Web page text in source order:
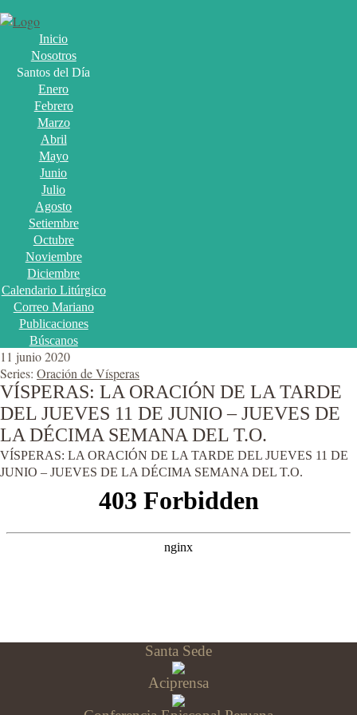
Inicio
Nosotros
Santos del Día
Enero
Febrero
Marzo
Abril
Mayo
Junio
Julio
Agosto
Setiembre
Octubre
Noviembre
Diciembre
Calendario Litúrgico
Correo Mariano
Publicaciones
Búscanos
11 junio 2020
Series: Oración de Vísperas
VÍSPERAS: LA ORACIÓN DE LA TARDE
DEL JUEVES 11 DE JUNIO – JUEVES DE
LA DÉCIMA SEMANA DEL T.O.
VÍSPERAS: LA ORACIÓN DE LA TARDE DEL JUEVES 11 DE
JUNIO – JUEVES DE LA DÉCIMA SEMANA DEL T.O.
Santa Sede
Aciprensa